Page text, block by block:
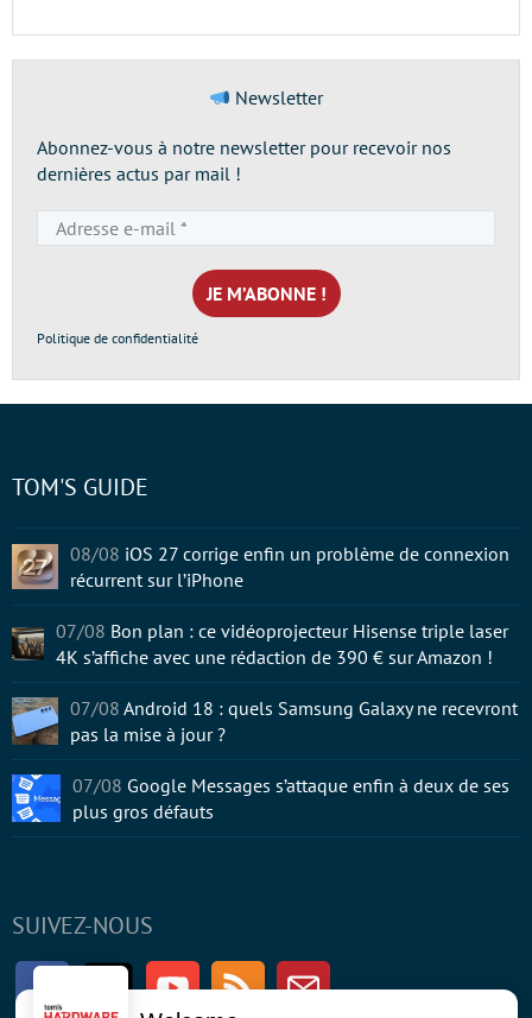
Newsletter
Abonnez-vous à notre newsletter pour recevoir nos
dernières actus par mail !
e-
mail
*
Politique de confidentialité
SUIVEZ-NOUS
FacebookTwitter Youtube RSS Newsletter
TOM'S GUIDE
08/08 iOS 27 corrige enfin un problème de connexion
récurrent sur l’iPhone
07/08 Bon plan : ce vidéoprojecteur Hisense triple laser
4K s’affiche avec une rédaction de 390 € sur Amazon !
07/08 Android 18 : quels Samsung Galaxy ne recevront
pas la mise à jour ?
07/08 Google Messages s’attaque enfin à deux de ses
plus gros défauts